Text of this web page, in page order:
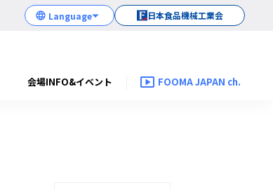
日本食品機械工業会
会場INFO&イベント FOOMA JAPAN ch.